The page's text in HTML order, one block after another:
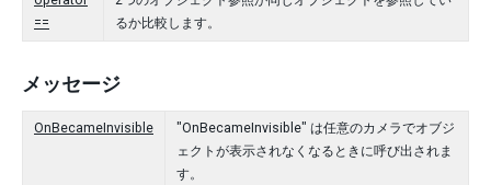
==
るか比較します。
メッセージ
OnBecameInvisible
"OnBecameInvisible" は任意のカメラでオブジ
ェクトが表示されなくなるときに呼び出されま
す。